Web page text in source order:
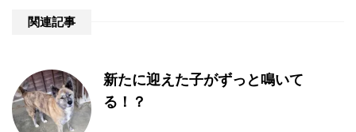
関連記事
新たに迎えた子がずっと鳴いて
る！？